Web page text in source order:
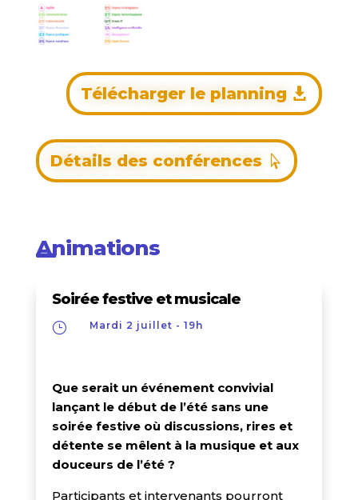
Télécharger le planning
Détails des conférences
Animations

Soirée festive et musicale
} Mardi 2 juillet - 19h
Que serait un événement convivial
lançant le début de l’été sans une
soirée festive où discussions, rires et
détente se mêlent à la musique et aux
douceurs de l’été ?
Participants et intervenants pourront